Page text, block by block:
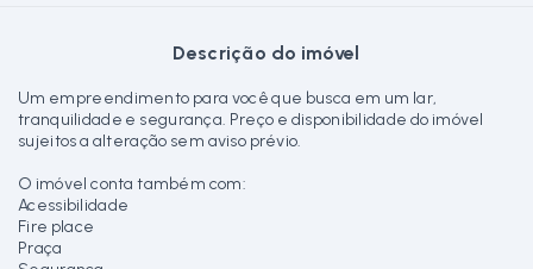
Descrição do imóvel
Um empreendimento para você que busca em um lar,
tranquilidade e segurança. Preço e disponibilidade do imóvel
sujeitos a alteração sem aviso prévio.
O imóvel conta também com:
Acessibilidade
Fire place
Praça